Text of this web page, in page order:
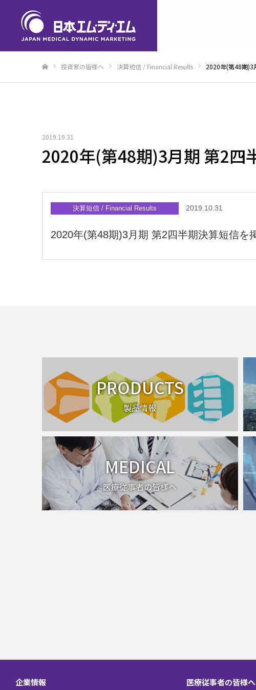
投資家の皆様へ 決算短信 / Financial Results 2020年(第48期)3
2019.10.31
2020年(第48期)3月期 第2四
決算短信 / Financial Results 2019.10.31
2020年(第48期)3月期 第2四半期決算短信を
PRODUCTS
製品情報
MEDICAL
医療従事者の皆様へ
企業情報 医療従事者の皆様へ